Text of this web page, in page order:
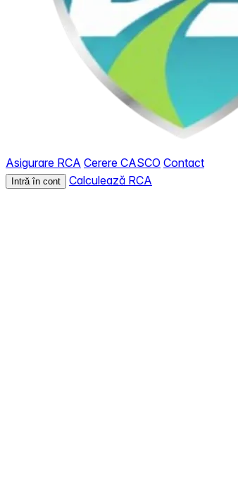
Asigurare RCA Cerere CASCO Contact
Intră în cont Calculează RCA